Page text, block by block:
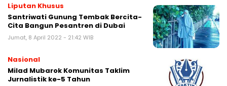
Liputan Khusus
Santriwati Gunung Tembak Bercita-
Cita Bangun Pesantren di Dubai
Jumat, 8 April 2022 - 21:42 WIB
Nasional
Milad Mubarok Komunitas Taklim
Jurnalistik ke-5 Tahun